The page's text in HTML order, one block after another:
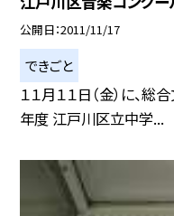
公開日 2011/11/17
できごと
１１月１１日（金）に、
年度 江戸川区立中学...